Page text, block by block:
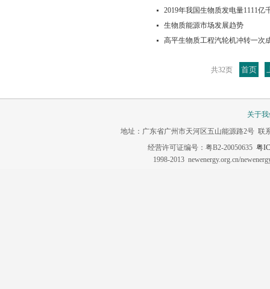
2019年我国生物质发电量1111亿
生物质能源市场发展趋势
高平生物质工程汽轮机冲转一次
共32页 首页
关于
地址：广东省广州市天河区五山能源路2号 联
经营许可证编号：粤B2-20050635 粤
1998-2013 newenergy.org.cn/